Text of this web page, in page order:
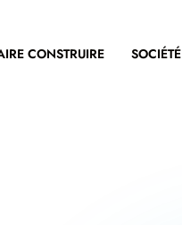
SERVICE BDL EXTENSION
CONSTRUIRE SOCIÉTÉ